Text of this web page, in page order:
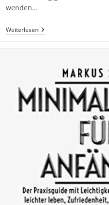
wenden…
WeiterlesenMinimalismus:
Der
(Lebenshilfe
Selbstcoaching)
Mind
Soul
Taschenbuch